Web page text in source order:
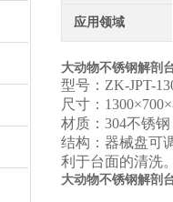
应用领域
大动物不锈钢解剖
型号： ZK-JPT-
尺寸：
材质： 304不锈
结构：器械盘可
利于台面的清洗
大动物不锈钢解剖